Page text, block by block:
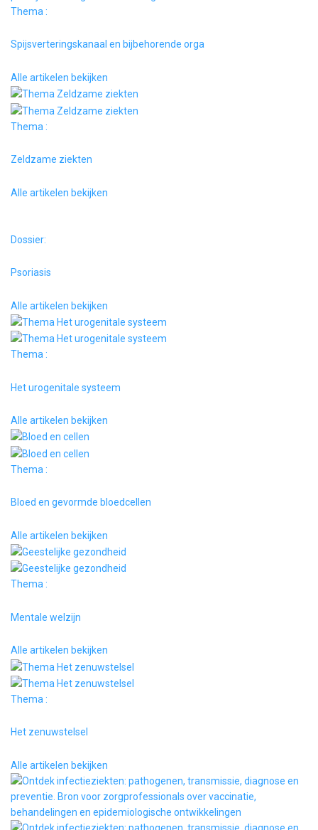
Thema :
Spijsverteringskanaal en bijbehorende orga
Alle artikelen bekijken
Thema :
Zeldzame ziekten
Alle artikelen bekijken
Dossier:
Psoriasis
Alle artikelen bekijken
Thema :
Het urogenitale systeem
Alle artikelen bekijken
Thema :
Bloed en gevormde bloedcellen
Alle artikelen bekijken
Thema :
Mentale welzijn
Alle artikelen bekijken
Thema :
Het zenuwstelsel
Alle artikelen bekijken